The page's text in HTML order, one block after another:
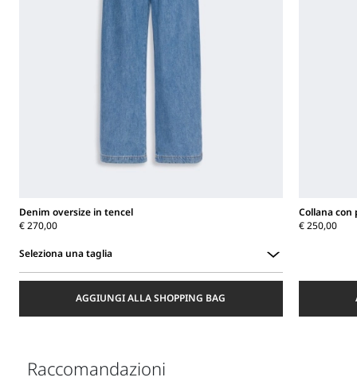
Denim oversize in tencel
€ 270,00
Seleziona una taglia
AGGIUNGI ALLA SHOPPING BAG
Collana
€ 250,00
Raccomandazioni